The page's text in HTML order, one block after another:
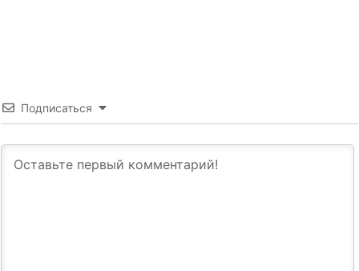
Подписаться